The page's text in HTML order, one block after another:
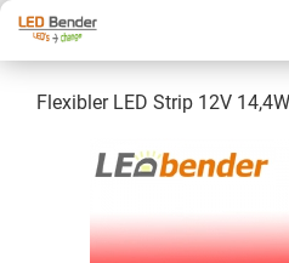
Flexibler LED Strip 12V